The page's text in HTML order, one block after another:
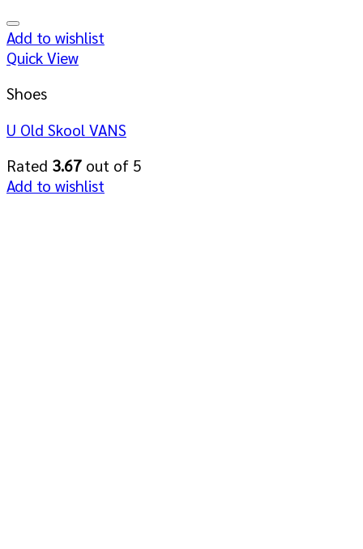
Add to wishlist
Quick View
Shoes
U Old Skool VANS
Rated 3.67 out of 5
Add to wishlist